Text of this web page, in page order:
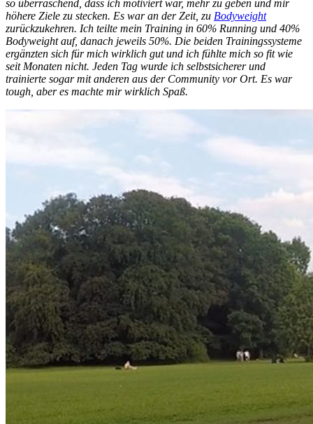
so überraschend, dass ich motiviert war, mehr zu geben und mir
höhere Ziele zu stecken. Es war an der Zeit, zu Bodyweight
zurückzukehren. Ich teilte mein Training in 60% Running und 40%
Bodyweight auf, danach jeweils 50%. Die beiden Trainingssysteme
ergänzten sich für mich wirklich gut und ich fühlte mich so fit wie
seit Monaten nicht. Jeden Tag wurde ich selbstsicherer und
trainierte sogar mit anderen aus der Community vor Ort. Es war
tough, aber es machte mir wirklich Spaß.